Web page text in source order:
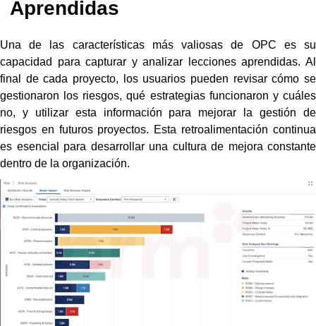
Aprendidas
Una de las características más valiosas de OPC es su
capacidad para capturar y analizar lecciones aprendidas. Al
final de cada proyecto, los usuarios pueden revisar cómo se
gestionaron los riesgos, qué estrategias funcionaron y cuáles
no, y utilizar esta información para mejorar la gestión de
riesgos en futuros proyectos. Esta retroalimentación continua
es esencial para desarrollar una cultura de mejora constante
dentro de la organización.